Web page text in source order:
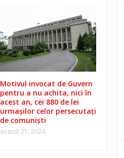
Motivul invocat de Guvern
pentru a nu achita, nici în
acest an, cei 880 de lei
urmașilor celor persecutați
de comuniști
august 21, 2024